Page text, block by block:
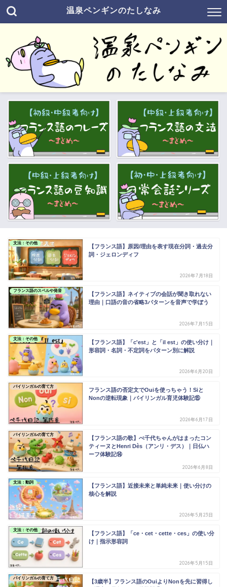
温泉ペンギンのたしなみ
文法：その他
【フランス語】原因/理由を表す現在分詞・過去分
詞・ジェロンディフ
2026年7月18日
フランス語のスペルや発音
【フランス語】ネイティブの会話が聞き取れない
理由｜口語の音の省略3パターンを音声で学ぼう
2026年7月15日
文法：その他
【フランス語】「c'est」と「il est」の使い分け｜
形容詞・名詞・不定詞をパターン別に解説
2026年6月20日
バイリンガルの育て方
フランス語の否定文でOuiを使っちゃう！Siと
Nonの逆転現象｜バイリンガル育児体験記⑮
2026年6月17日
バイリンガルの育て方
【フランス語の歌】ぺ千代ちゃんがはまったコン
ティーヌとHenri Dès（アンリ・デス）｜日仏ハ
ーフ体験記⑭
2026年6月8日
文法：動詞
【フランス語】近接未来と単純未来｜使い分けの
核心を解説
2026年5月23日
文法：その他
【フランス語】「ce・cet・cette・ces」の使い分
け｜指示形容詞
2026年5月15日
バイリンガルの育て方
【3歳半】フランス語のOuiよりNonを先に習得し